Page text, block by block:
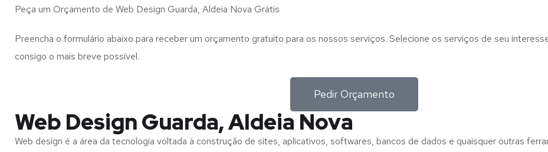
Peça um Orçamento de Web Design Guarda, Aldeia Nova Grátis
Preencha o formulário abaixo para receber um orçamento gratuito para os nossos serviços. Selecione os serviços de seu
consigo o mais breve possível.
Pedir Orçamento
Web Design Guarda, Aldeia Nova
Web design é a área da tecnologia voltada à construção de sites, aplicativos, softwares, bancos de dados e quaisquer outras